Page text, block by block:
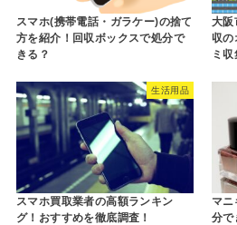
スマホ(携帯電話・ガラケー)の捨て
方を紹介！回収ボックスで処分で
きる？
大阪
収の
ミ
生活用品
スマホ買取業者の高額ランキン
グ！おすすめを徹底調査！
マ
分で